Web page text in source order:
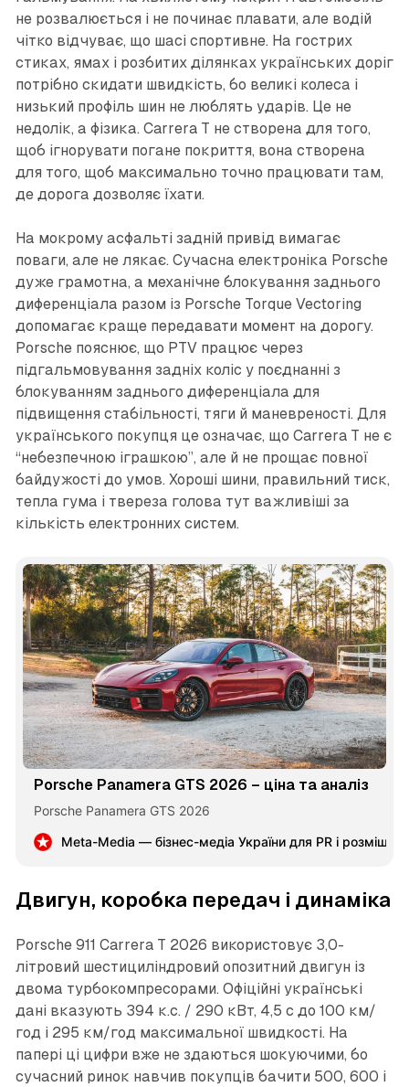
не розвалюється і не починає плавати, але водій
чітко відчуває, що шасі спортивне. На гострих
стиках, ямах і розбитих ділянках українських доріг
потрібно скидати швидкість, бо великі колеса і
низький профіль шин не люблять ударів. Це не
недолік, а фізика. Carrera T не створена для того,
щоб ігнорувати погане покриття, вона створена
для того, щоб максимально точно працювати там,
де дорога дозволяє їхати.
На мокрому асфальті задній привід вимагає
поваги, але не лякає. Сучасна електроніка Porsche
дуже грамотна, а механічне блокування заднього
диференціала разом із Porsche Torque Vectoring
допомагає краще передавати момент на дорогу.
Porsche пояснює, що PTV працює через
підгальмовування задніх коліс у поєднанні з
блокуванням заднього диференціала для
підвищення стабільності, тяги й маневреності. Для
українського покупця це означає, що Carrera T не є
“небезпечною іграшкою”, але й не прощає повної
байдужості до умов. Хороші шини, правильний тиск,
тепла гума і твереза голова тут важливіші за
кількість електронних систем.
Porsche Panamera GTS 2026 – ціна та аналіз
Porsche Panamera GTS 2026
Meta-Media — бізнес-медіа України для PR і
Двигун, коробка передач і динаміка
Porsche 911 Carrera T 2026 використовує 3,0-
літровий шестициліндровий опозитний двигун із
двома турбокомпресорами. Офіційні українські
дані вказують 394 к.с. / 290 кВт, 4,5 с до 100 км/
год і 295 км/год максимальної швидкості. На
папері ці цифри вже не здаються шокуючими, бо
сучасний ринок навчив покупців бачити 500, 600 і